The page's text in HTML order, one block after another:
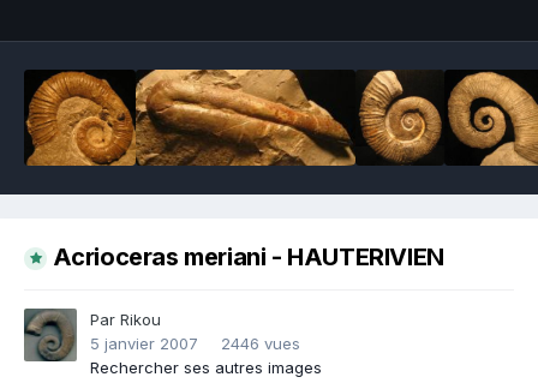
Acrioceras meriani - HAUTERIVIEN
Par Rikou
5 janvier 2007
2446 vues
Rechercher ses autres images